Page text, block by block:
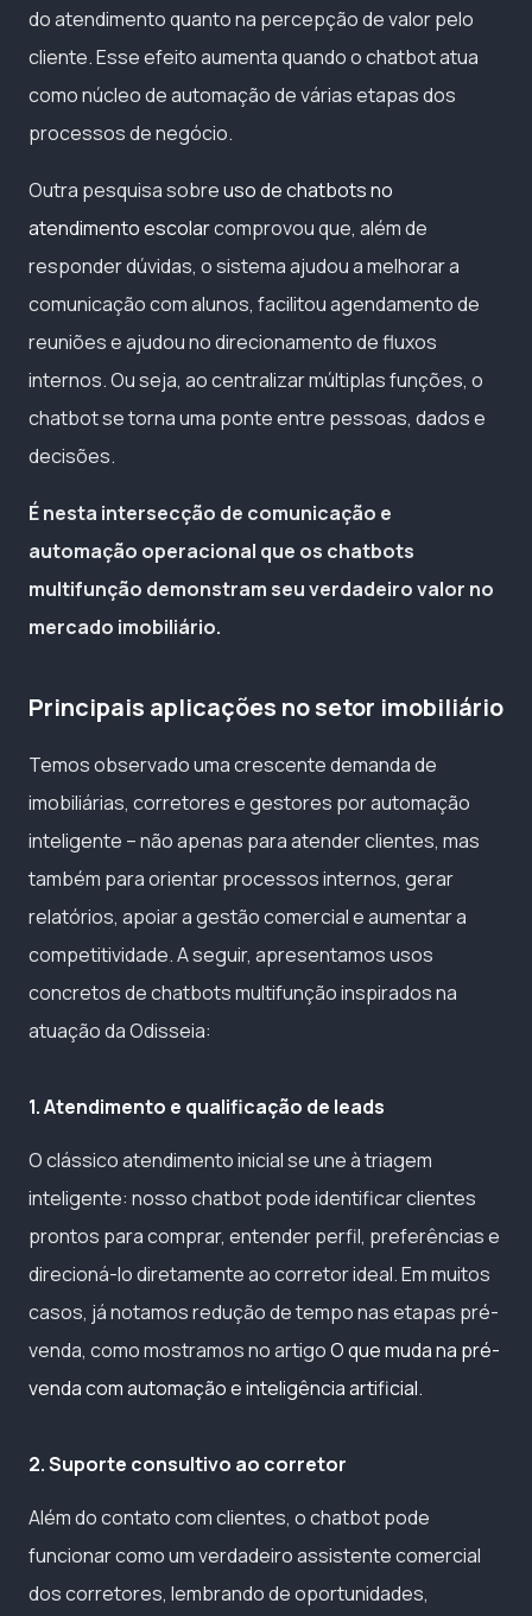
do atendimento quanto na percepção de valor pelo
cliente. Esse efeito aumenta quando o chatbot atua
como núcleo de automação de várias etapas dos
processos de negócio.
Outra pesquisa sobreuso de chatbots no
atendimento escolarcomprovou que, além de
responder dúvidas, o sistema ajudou a melhorar a
comunicação com alunos, facilitou agendamento de
reuniões e ajudou no direcionamento de fluxos
internos. Ou seja, ao centralizar múltiplas funções, o
chatbot se torna uma ponte entre pessoas, dados e
decisões.
É nesta intersecção de comunicação e
automação operacional que os chatbots
multifunção demonstram seu verdadeiro valor no
mercado imobiliário.
Principais aplicações no setor imobiliário
Temos observado uma crescente demanda de
imobiliárias, corretores e gestores por automação
inteligente – não apenas para atender clientes, mas
também para orientar processos internos, gerar
relatórios, apoiar a gestão comercial e aumentar a
competitividade. A seguir, apresentamos usos
concretos de chatbots multifunção inspirados na
atuação da Odisseia:
1. Atendimento e qualificação de leads
O clássico atendimento inicial se une à triagem
inteligente: nosso chatbot pode identificar clientes
prontos para comprar, entender perfil, preferências e
direcioná-lo diretamente ao corretor ideal. Em muitos
casos, já notamos redução de tempo nas etapas pré-
venda, como mostramos no artigoO que muda na pré-
venda com automação e inteligência artificial.
2. Suporte consultivo ao corretor
Além do contato com clientes, o chatbot pode
funcionar como um verdadeiro assistente comercial
dos corretores, lembrando de oportunidades,